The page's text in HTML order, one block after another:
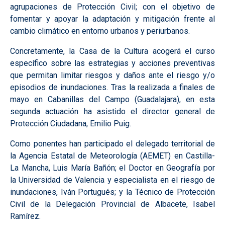
agrupaciones de Protección Civil; con el objetivo de
fomentar y apoyar la adaptación y mitigación frente al
cambio climático en entorno urbanos y periurbanos.
Concretamente, la Casa de la Cultura acogerá el curso
específico sobre las estrategias y acciones preventivas
que permitan limitar riesgos y daños ante el riesgo y/o
episodios de inundaciones. Tras la realizada a finales de
mayo en Cabanillas del Campo (Guadalajara), en esta
segunda actuación ha asistido el director general de
Protección Ciudadana, Emilio Puig.
Como ponentes han participado el delegado territorial de
la Agencia Estatal de Meteorología (AEMET) en Castilla-
La Mancha, Luis María Bañón; el Doctor en Geografía por
la Universidad de Valencia y especialista en el riesgo de
inundaciones, Iván Portugués; y la Técnico de Protección
Civil de la Delegación Provincial de Albacete, Isabel
Ramírez.